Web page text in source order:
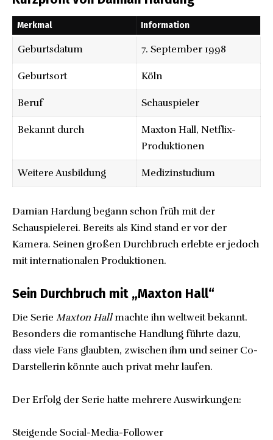
Merkmal Information
Geburtsdatum 7. September 1998
Geburtsort Köln
Beruf Schauspieler
Bekannt durch Maxton Hall, Netflix-
Produktionen
Weitere Ausbildung Medizinstudium
Damian Hardung begann schon früh mit der
Schauspielerei. Bereits als Kind stand er vor der
Kamera. Seinen großen Durchbruch erlebte er jedoch
mit internationalen Produktionen.
Sein Durchbruch mit „Maxton Hall“
Die Serie Maxton Hallmachte ihn weltweit bekannt.
Besonders die romantische Handlung führte dazu,
dass viele Fans glaubten, zwischen ihm und seiner Co-
Darstellerin könnte auch privat mehr laufen.
Der Erfolg der Serie hatte mehrere Auswirkungen:
Steigende Social-Media-Follower